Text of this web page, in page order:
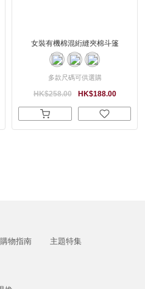
女裝有機棉混絎縫夾棉斗篷
多款尺碼可供選購
HK$188.00
HK$258.00
購物指南
主題特集